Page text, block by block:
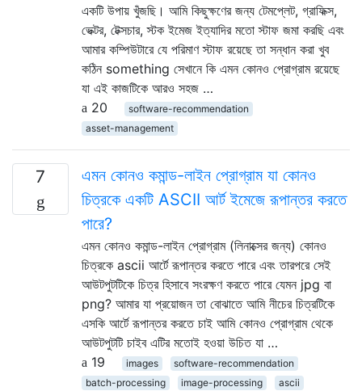
একটি উপায় খুঁজছি। আমি কিছুক্ষণের জন্য টেমপ্লেট, গ্রাফিক্স,
ভেক্টর, টেক্সচার, স্টক ইমেজ ইত্যাদির মতো স্টাফ জমা করছি এবং
আমার কম্পিউটারে যে পরিমাণ স্টাফ রয়েছে তা সন্ধান করা খুব
কঠিন something সেখানে কি এমন কোনও প্রোগ্রাম রয়েছে
যা এই কাজটিকে আরও সহজ …
20
software-recommendation
asset-management
7
এমন কোনও কমান্ড-লাইন প্রোগ্রাম যা কোনও
চিত্রকে একটি ASCII আর্ট ইমেজে রূপান্তর করতে
পারে?
এমন কোনও কমান্ড-লাইন প্রোগ্রাম (লিনাক্সের জন্য) কোনও
চিত্রকে ascii আর্টে রূপান্তর করতে পারে এবং তারপরে সেই
আউটপুটটিকে চিত্র হিসাবে সংরক্ষণ করতে পারে যেমন jpg বা
png? আমার যা প্রয়োজন তা বোঝাতে আমি নীচের চিত্রটিকে
এসকি আর্টে রূপান্তর করতে চাই আমি কোনও প্রোগ্রাম থেকে
আউটপুটটি চাইব এটির মতোই হওয়া উচিত যা …
19
images
software-recommendation
batch-processing
image-processing ascii